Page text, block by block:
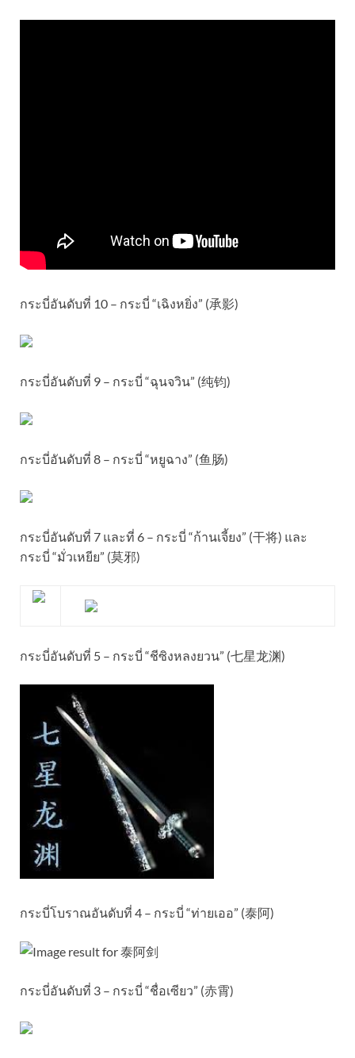
กระบี่อันดับที่ 10 – กระบี่ “เฉิงหยิ่ง” (承影)
กระบี่อันดับที่ 9 – กระบี่ “ฉุนจวิน” (纯钧)
กระบี่อันดับที่ 8 – กระบี่ “หยูฉาง” (鱼肠)
กระบี่อันดับที่ 7 และที่ 6 – กระบี่ “ก้านเจี้ยง” (干将) และ
กระบี่ “มั่วเหยีย” (莫邪)
กระบี่อันดับที่ 5 – กระบี่ “ชีซิงหลงยวน” (七星龙渊)
กระบี่โบราณอันดับที่ 4 – กระบี่ “ท่ายเออ” (泰阿)
กระบี่อันดับที่ 3 – กระบี่ “ชื่อเซียว” (赤霄)